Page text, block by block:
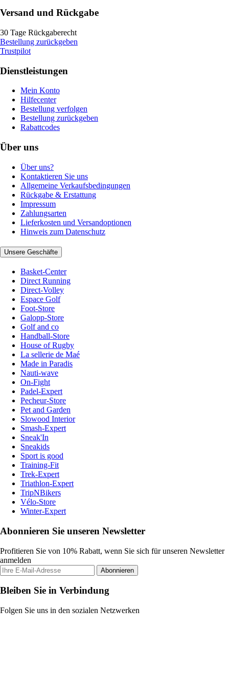
Versand und Rückgabe
30 Tage Rückgaberecht
Bestellung zurückgeben
Trustpilot
Dienstleistungen
Mein Konto
Hilfecenter
Bestellung verfolgen
Bestellung zurückgeben
Rabattcodes
Über uns
Über uns?
Kontaktieren Sie uns
Allgemeine Verkaufsbedingungen
Rückgabe & Erstattung
Impressum
Zahlungsarten
Lieferkosten und Versandoptionen
Hinweis zum Datenschutz
Unsere Geschäfte
Basket-Center
Direct Running
Direct-Volley
Espace Golf
Foot-Store
Galopp-Store
Golf and co
Handball-Store
House of Rugby
La sellerie de Maé
Made in Paradis
Nauti-wave
On-Fight
Padel-Expert
Pecheur-Store
Pet and Garden
Slowood Interior
Smash-Expert
Sneak'In
Sneakids
Sport is good
Training-Fit
Trek-Expert
Triathlon-Expert
TripNBikers
Vélo-Store
Winter-Expert
Abonnieren Sie unseren Newsletter
Profitieren Sie von 10% Rabatt, wenn Sie sich für unseren Newsletter
anmelden
Abonnieren
Bleiben Sie in Verbindung
Folgen Sie uns in den sozialen Netzwerken